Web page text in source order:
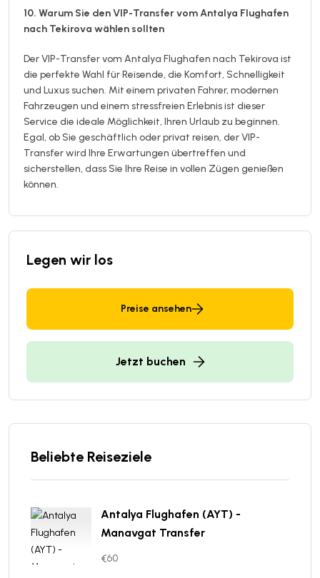
10. Warum Sie den VIP-Transfer vom Antalya Flughafen
nach Tekirova wählen sollten
Der VIP-Transfer vom Antalya Flughafen nach Tekirova ist
die perfekte Wahl für Reisende, die Komfort, Schnelligkeit
und Luxus suchen. Mit einem privaten Fahrer, modernen
Fahrzeugen und einem stressfreien Erlebnis ist dieser
Service die ideale Möglichkeit, Ihren Urlaub zu beginnen.
Egal, ob Sie geschäftlich oder privat reisen, der VIP-
Transfer wird Ihre Erwartungen übertreffen und
sicherstellen, dass Sie Ihre Reise in vollen Zügen genießen
können.
Legen wir los
Preise ansehen
Jetzt buchen
Beliebte Reiseziele
Antalya Flughafen (AYT) -
Manavgat Transfer
€60